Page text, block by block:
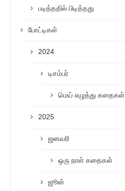
படித்ததில் பிடித்தது
போட்டிகள்
2024
டிசம்பர்
மெய் எழுத்து கதைகள்
2025
ஜனவரி
ஒரு நாள் கதைகள்
ஜூன்